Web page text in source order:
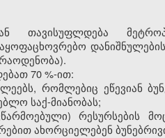
თავისუფლდება
70 %-ით:
რომლებიც ეწევიან
საქ-მიანობას;
რესურსების
ახორციელებენ